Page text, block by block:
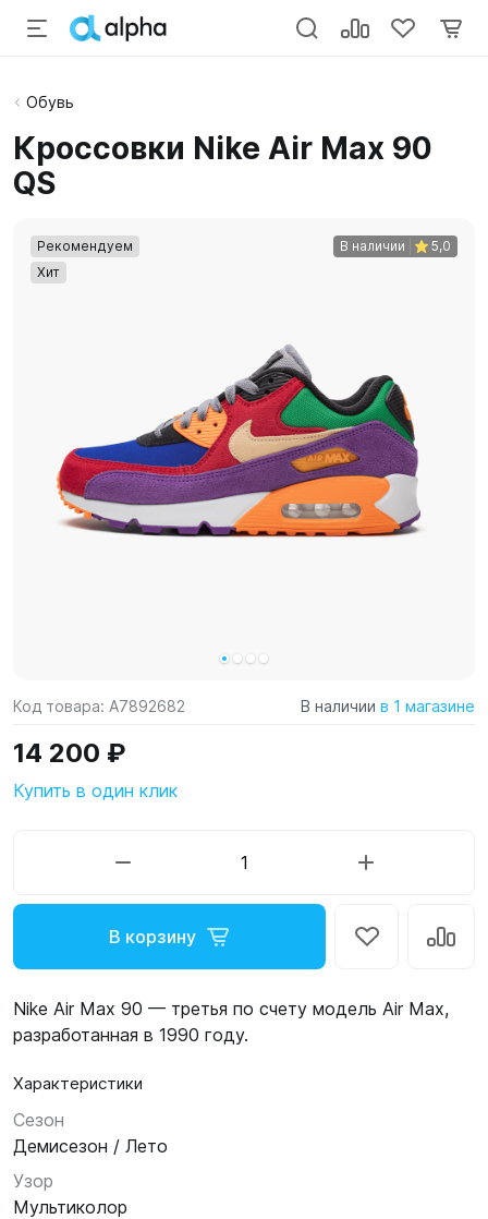
Обувь
Кроссовки Nike Air Max 90
QS
Рекомендуем
Хит
В наличии 5,0
Код товара: A7892682 В наличии в 1 магазине
14 200 ₽
Купить в один клик
В корзину
Nike Air Max 90 — третья по счету модель Air Max,
разработанная в 1990 году.
Характеристики
Сезон
Демисезон / Лето
Узор
Мультиколор